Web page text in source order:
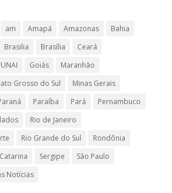
am Amapá Amazonas
Bahia
Brasilia Brasília
Ceará
Goiás
Maranhão
Grosso do Sul
Minas Gerais
Paraíba Pará
Pernambuco
Rio de Janeiro
Rio Grande do Sul
Rondônia
Sergipe
São Paulo
Notícias